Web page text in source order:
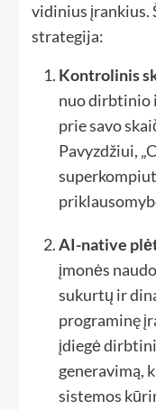
vidinius įrankius.
strategija:
Kontrolinis
nuo dirbtinio
prie savo
Pavyzdžiui,
AI-native
įmonės
sukurtų ir
programinę
įdiegė
generavimą,
sistemos